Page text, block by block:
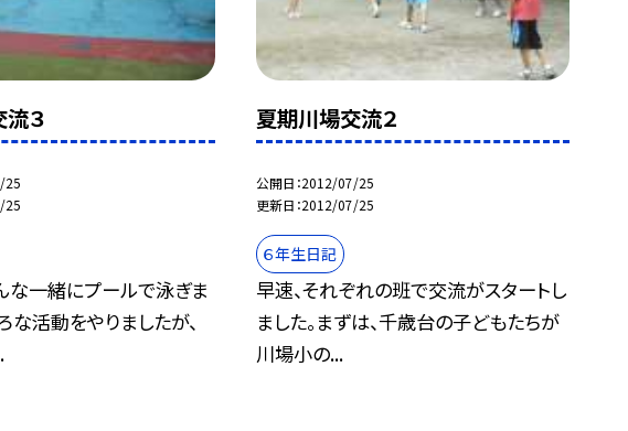
３
25
25
な一緒にプールで泳ぎま
な活動をやりましたが、
夏期川場交流２
公開日 2012/07/25
更新日 2012/07/25
６年生日記
早速、それぞれの班で交流がスタートし
ました。まずは、千歳台の子どもたちが
川場小の...